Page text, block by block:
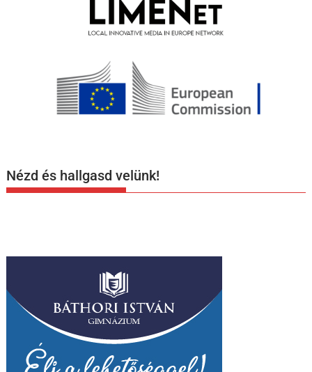
Nézd és hallgasd velünk!